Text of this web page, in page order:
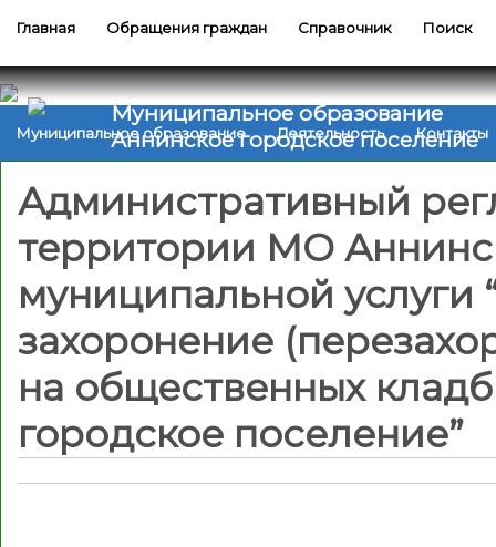
Главная Обращения граждан Справочник Поиск
Муниципальное образование
Аннинское городское поселение
Муниципальное образование Деятельность Контакты
Административный
территории МО
муниципальной
захоронение
на общественных
городское поселение”